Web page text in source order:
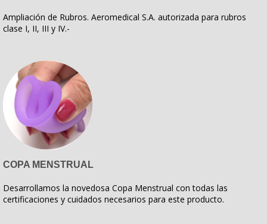
Ampliación de Rubros. Aeromedical S.A. autorizada para rubros
clase I, II, III y IV.-
COPA MENSTRUAL
Desarrollamos la novedosa Copa Menstrual con todas las
certificaciones y cuidados necesarios para este producto.